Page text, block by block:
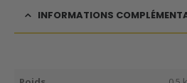
INFORMATIONS